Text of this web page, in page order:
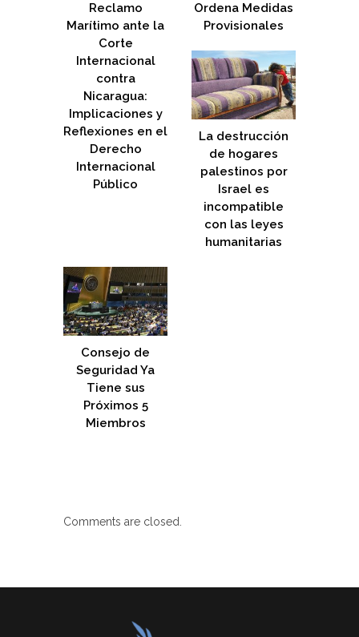
Reclamo
Marítimo ante la
Corte
Internacional
contra
Nicaragua:
Implicaciones y
Reflexiones en el
Derecho
Internacional
Público
Ordena Medidas
Provisionales
La destrucción
de hogares
palestinos por
Israel es
incompatible
con las leyes
humanitarias
Consejo de
Seguridad Ya
Tiene sus
Próximos 5
Miembros
Comments are closed.